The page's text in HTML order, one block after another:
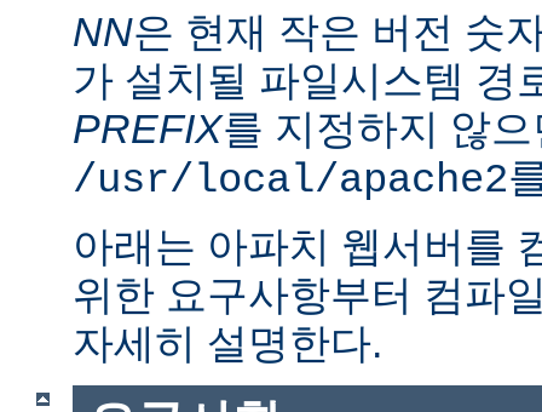
NN은 현재 작은 버전 숫
가 설치될 파일시스템 경
PREFIX를 지정하지 않
/usr/local/apache2
아래는 아파치 웹서버를
위한 요구사항부터 컴파
자세히 설명한다.